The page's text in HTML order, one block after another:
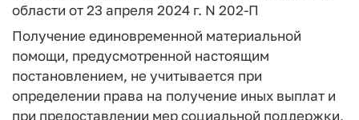
области от 23 апреля 2024 г. N 202-П
Получение единовременной материальной
помощи, предусмотренной настоящим
постановлением, не учитывается при
определении права на получение иных выплат и
при предоставлении мер социальной поддержки,